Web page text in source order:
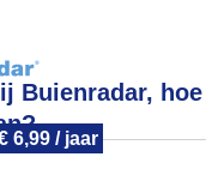
Buienradar,
6,99 / jaar
Lees meer.
video